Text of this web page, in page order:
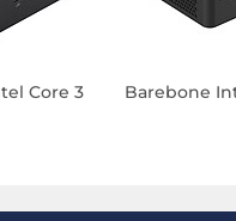
Core 3 Barebone